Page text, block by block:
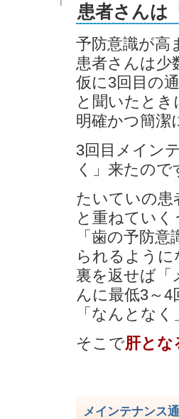
患者さんは
予防意識が高
患者さんは少
仮に3回目の
と聞いたとき
明確かつ簡潔
3回目メイン
く」来たので
たいていの患
と重ねていく
「歯の予防
られるよう
裏を返せば「
んに最低3～4
「なんとな
そこで肝とな
メインテナンス